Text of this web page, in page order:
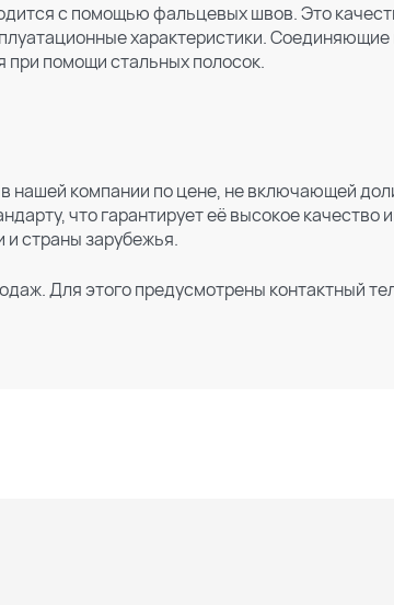
с помощью фальцевых швов. Это
характеристики.
помощи стальных полосок.
нашей компании по цене, не включающей
что гарантирует её высокое
и страны зарубежья.
Для этого предусмотрены контактный